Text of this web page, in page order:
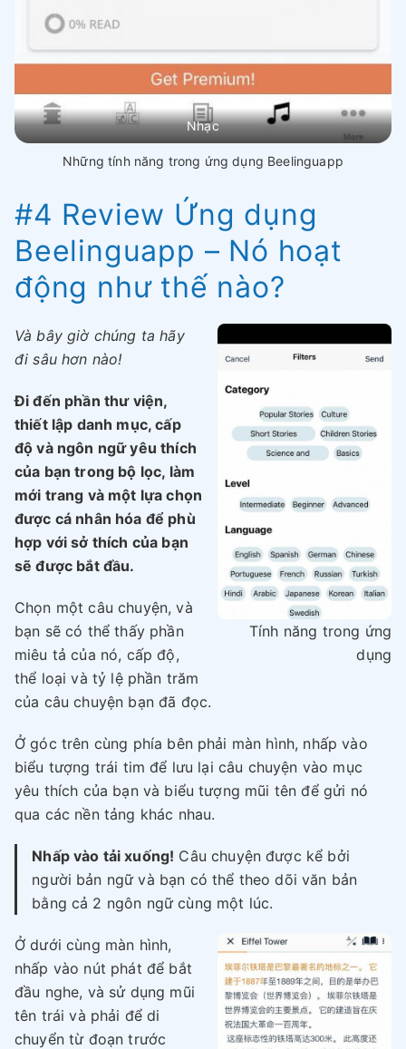
Nhạc
Những tính năng trong ứng dụng Beelinguapp
#4 Review Ứng dụng
Beelinguapp – Nó hoạt
động như thế nào?
Tính năng trong ứng
dụng
Và bây giờ chúng ta hãy
đi sâu hơn nào!
Đi đến phần thư viện,
thiết lập danh mục, cấp
độ và ngôn ngữ yêu thích
của bạn trong bộ lọc, làm
mới trang và một lựa chọn
được cá nhân hóa để phù
hợp với sở thích của bạn
sẽ được bắt đầu.
Chọn một câu chuyện, và
bạn sẽ có thể thấy phần
miêu tả của nó, cấp độ,
thể loại và tỷ lệ phần trăm
của câu chuyện bạn đã đọc.
Ở góc trên cùng phía bên phải màn hình, nhấp vào
biểu tượng trái tim để lưu lại câu chuyện vào mục
yêu thích của bạn và biểu tượng mũi tên để gửi nó
qua các nền tảng khác nhau.
Nhấp vào tải xuống! Câu chuyện được kể bởi
người bản ngữ và bạn có thể theo dõi văn bản
bằng cả 2 ngôn ngữ cùng một lúc.
Ở dưới cùng màn hình,
nhấp vào nút phát để bắt
đầu nghe, và sử dụng mũi
tên trái và phải để di
chuyển từ đoạn trước